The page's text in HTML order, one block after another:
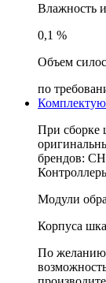
Влажность
0,1 %
Объем
по
При сборке
брендов:
Модули
Корпуса
По желанию